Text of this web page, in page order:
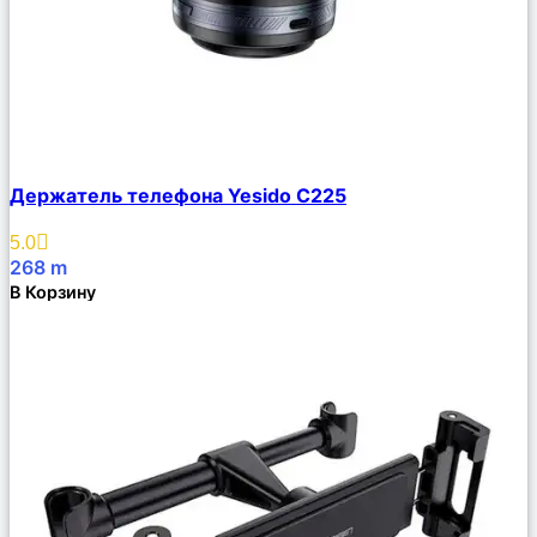
Описание
Избранное
Держатель телефона Yesido C225
5.0
268 m
В Корзину